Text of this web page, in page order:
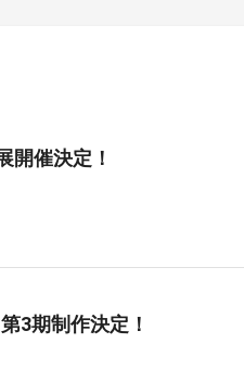
開催決定！
3期制作決定！